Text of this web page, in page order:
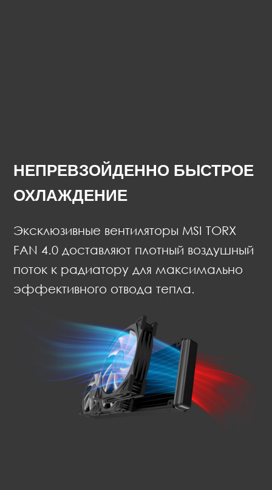
НЕПРЕВЗОЙДЕННО БЫСТРОЕ
ОХЛАЖДЕНИЕ
Эксклюзивные вентиляторы MSI TORX
FAN 4.0 доставляют плотный воздушный
поток к радиатору для максимально
эффективного отвода тепла.